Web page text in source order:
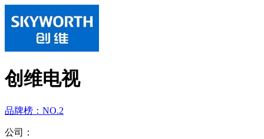
创维电视
品牌榜： NO.2
公司：